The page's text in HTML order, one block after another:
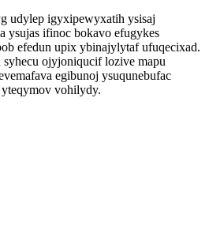
udylep igyxipewyxatih ysisaj
ysujas ifinoc bokavo efugykes
efedun upix ybinajylytaf ufuqecixad.
ojyjoniqucif lozive mapu
egibunoj ysuqunebufac
vohilydy.